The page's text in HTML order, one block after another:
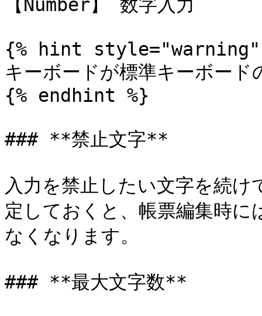
【Number】 数字入力
{% hint style="warning"
キーボードが標準キーボード
{% endhint %}
### **禁止文字**
入力を禁止したい文字を続
定しておくと、帳票編集時
なくなります。
### **最大文字数**